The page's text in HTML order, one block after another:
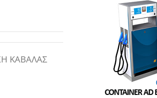
ΚΑΒΑΛΑΣ